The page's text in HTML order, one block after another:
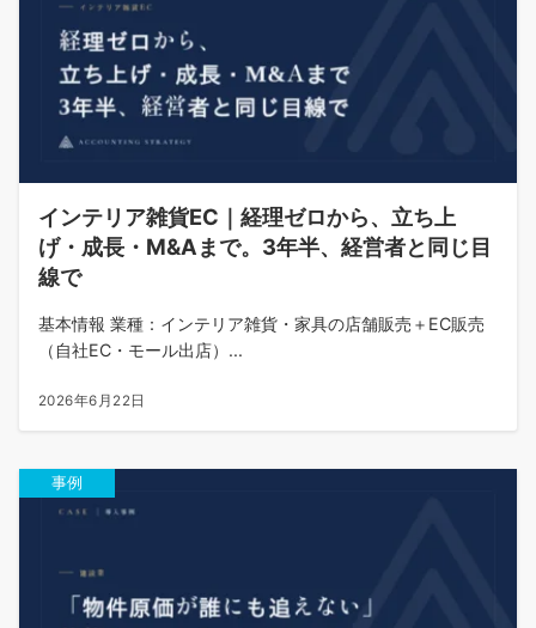
インテリア雑貨EC｜経理ゼロから、立ち上
げ・成長・M&Aまで。3年半、経営者と同じ目
線で
基本情報 業種：インテリア雑貨・家具の店舗販売＋EC販売
（自社EC・モール出店）...
2026年6月22日
事例